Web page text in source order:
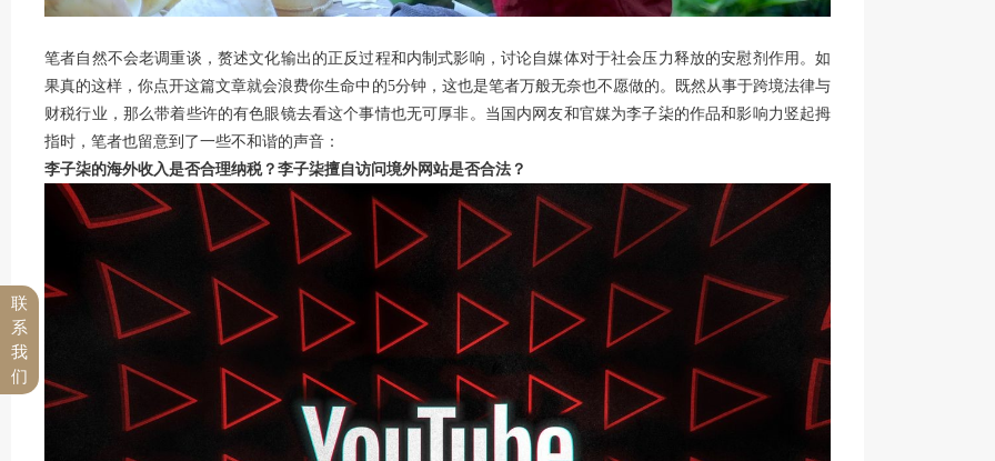
笔者自然不会老调重谈，赘述文化输出的正反过程和内制式影响，讨论自媒体对于社会压力释放的安慰剂作用。如
果真的这样，你点开这篇文章就会浪费你生命中的5分钟，这也是笔者万般无奈也不愿做的。既然从事于跨境法律与
财税行业，那么带着些许的有色眼镜去看这个事情也无可厚非。当国内网友和官媒为李子柒的作品和影响力竖起拇
指时，笔者也留意到了一些不和谐的声音：
李子柒的海外收入是否合理纳税？李子柒擅自访问境外网站是否合法？
联
系
我
们